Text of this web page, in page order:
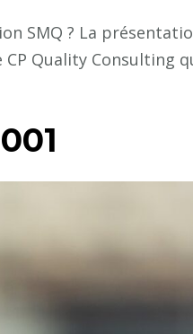
SMQ ? La
Quality Consulting